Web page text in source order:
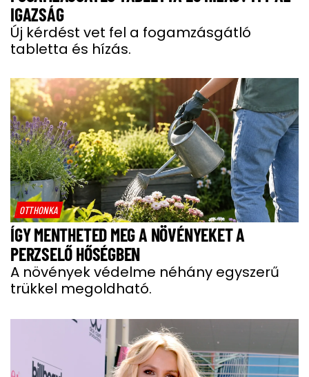
IGAZSÁG
Új kérdést vet fel a fogamzásgátló
tabletta és hízás.
OTTHONKA
ÍGY MENTHETED MEG A NÖVÉNYEKET A
PERZSELŐ HŐSÉGBEN
A növények védelme néhány egyszerű
trükkel megoldható.